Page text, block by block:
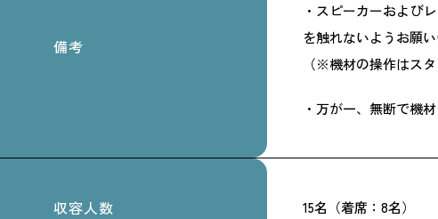
備考
・スピーカーおよび
を触れないようお願い
（※機材の操作はス
・万が一、無断で機
収容人数 15名（着席：8名）